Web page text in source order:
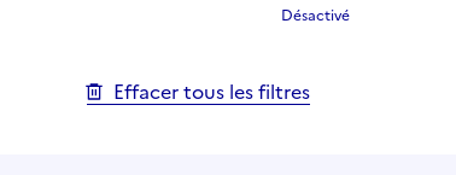
Effacer tous les filtres